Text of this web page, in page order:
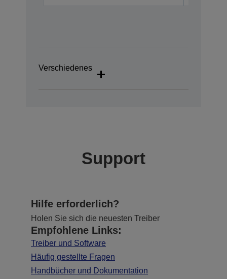
Verschiedenes
Support
Hilfe erforderlich?
Holen Sie sich die neuesten Treiber
Empfohlene Links:
Treiber und Software
Häufig gestellte Fragen
Handbücher und Dokumentation